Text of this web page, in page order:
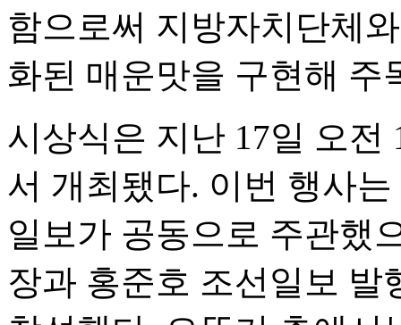
함으로써 지방자치단체
화된 매운맛을 구현해 주
시상식은 지난 17일 오전
서 개최됐다. 이번 행사
일보가 공동으로 주관했
장과 홍준호 조선일보 발